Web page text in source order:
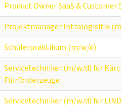
Product Owner SaaS &
Projektmanager Intralogisitik
Schülerpraktikum (m/w/d)
Servicetechniker (m/w/d) für
Flurförderzeuge
Servicetechniker (m/w/d) für